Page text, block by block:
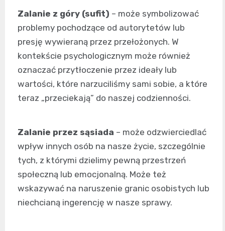
Zalanie z góry (sufit) – może symbolizować
problemy pochodzące od autorytetów lub
presję wywieraną przez przełożonych. W
kontekście psychologicznym może również
oznaczać przytłoczenie przez ideały lub
wartości, które narzuciliśmy sami sobie, a które
teraz „przeciekają” do naszej codzienności.
Zalanie przez sąsiada – może odzwierciedlać
wpływ innych osób na nasze życie, szczególnie
tych, z którymi dzielimy pewną przestrzeń
społeczną lub emocjonalną. Może też
wskazywać na naruszenie granic osobistych lub
niechcianą ingerencję w nasze sprawy.